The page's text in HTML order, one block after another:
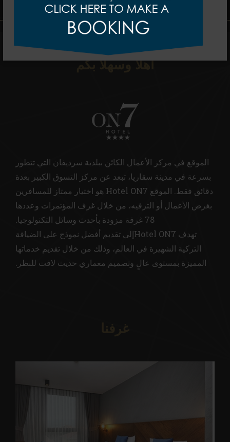
Hotel management software
أهلا وسهلا بكم
الموقع في مركز الأعمال الكائن ببلدية سرديفان التي تتطور
بسرعة في مدينة سقاريا، تبعد عن مركز التسوق الكبير بعدة
دقائق فقط. الموقع Hotel ON7 هو اختيار ممتاز للمسافرين
بغرض الأعمال أو الترفيه، من خلال غرف المؤتمرات وعددها
78 غرفة مزودة بأحدث وسائل التكنولوجيا.
تهدف Hotel ON7إلى تقديم أفضل نموذج على الضيافة
التركية الشهيرة في العالم، وذلك من خلال تقديم خدماتها
المميزة بمستوى عالٍ وتصميم معماري حديث لافت للنظر.